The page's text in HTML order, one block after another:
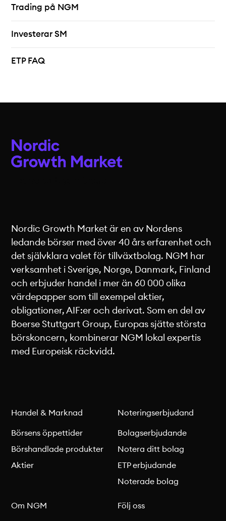
Trading på NGM
Investerar SM
ETP FAQ
Nordic Growth Market är en av Nordens
ledande börser med över 40 års erfarenhet och
det självklara valet för tillväxtbolag. NGM har
verksamhet i Sverige, Norge, Danmark, Finland
och erbjuder handel i mer än 60 000 olika
värdepapper som till exempel aktier,
obligationer, AIF:er och derivat. Som en del av
Boerse Stuttgart Group, Europas sjätte största
börskoncern, kombinerar NGM lokal expertis
med Europeisk räckvidd.
Handel & Marknad
Börsens öppettider
Börshandlade produkter
Aktier
Noteringserbjudand
Bolagserbjudande
Notera ditt bolag
ETP erbjudande
Noterade bolag
Om NGM Följ oss